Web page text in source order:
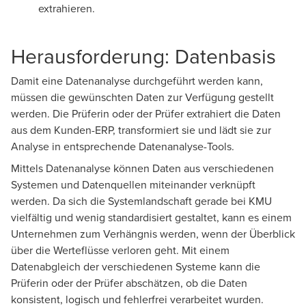
extrahieren.
Herausforderung: Datenbasis
Damit eine Datenanalyse durchgeführt werden kann,
müssen die gewünschten Daten zur Verfügung gestellt
werden. Die Prüferin oder der Prüfer extrahiert die Daten
aus dem Kunden-ERP, transformiert sie und lädt sie zur
Analyse in entsprechende Datenanalyse-Tools.
Mittels Datenanalyse können Daten aus verschiedenen
Systemen und Datenquellen miteinander verknüpft
werden. Da sich die Systemlandschaft gerade bei KMU
vielfältig und wenig standardisiert gestaltet, kann es einem
Unternehmen zum Verhängnis werden, wenn der Überblick
über die Werteflüsse verloren geht. Mit einem
Datenabgleich der verschiedenen Systeme kann die
Prüferin oder der Prüfer abschätzen, ob die Daten
konsistent, logisch und fehlerfrei verarbeitet wurden.